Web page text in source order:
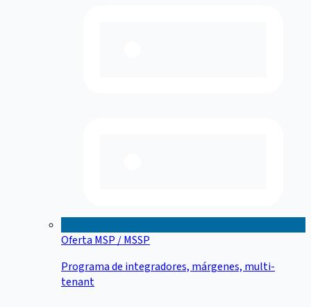
Oferta MSP / MSSP
Programa de integradores, márgenes, multi-
tenant